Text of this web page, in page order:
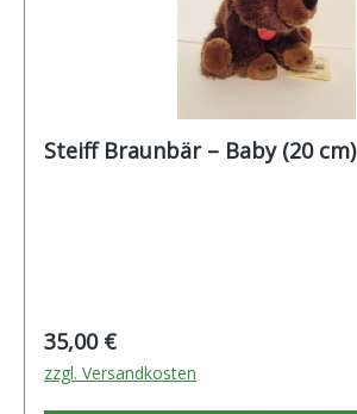
Steiff Braunbär – Baby (20 cm)
Regulärer Preis:
35,00 €
zzgl. Versandkosten